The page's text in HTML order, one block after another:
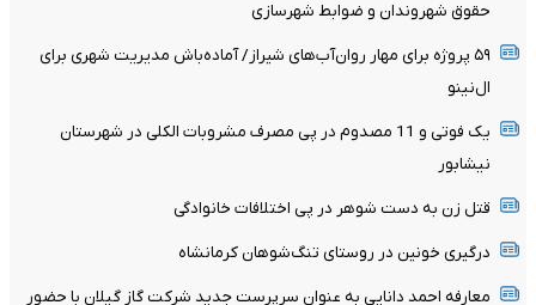
حقوق شهروندان و ضوابط شهرسازی
۵۹ پروژه برای مهار روان‌آب‌های شیراز/ آماده‌باش مدیریت شهری برای
ال‌نینو
یک فوتی و 11 مصدوم در پی مصرف مشروبات الکلی در شهرستان
نیشابور
قتل زن به دست شوهر در پی اختلافات خانوادگی
درگیری خونین در روستای تنگ‌شوهان کرمانشاه
معارفه احمد دانایی به عنوان سرپرست جدید شرکت گاز گیلان با حضور